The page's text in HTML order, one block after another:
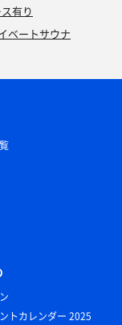
有り
ベートサウナ
トカレンダー 2025